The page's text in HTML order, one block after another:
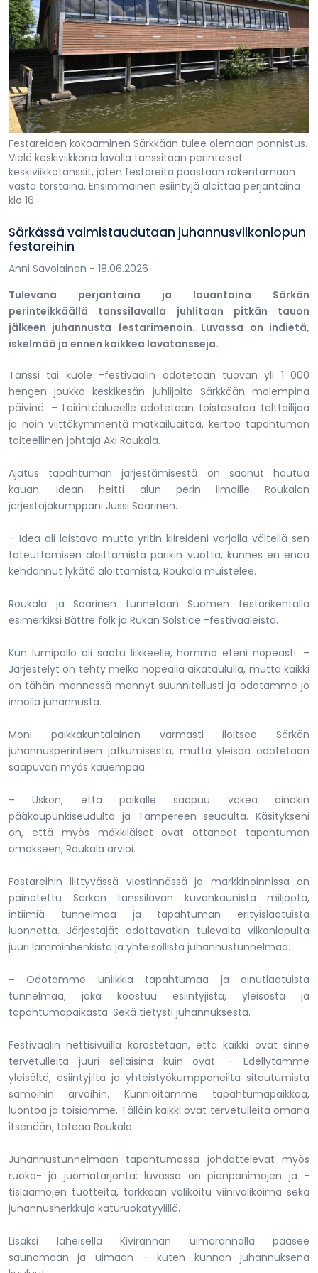
Festareiden kokoaminen Särkkään tulee olemaan ponnistus.
Vielä keskiviikkona lavalla tanssitaan perinteiset
keskiviikkotanssit, joten festareita päästään rakentamaan
vasta torstaina. Ensimmäinen esiintyjä aloittaa perjantaina
klo 16.
Särkässä valmistaudutaan juhannusviikonlopun
festareihin
Anni Savolainen - 18.06.2026
Tulevana perjantaina ja lauantaina Särkän
perinteikkäällä tanssilavalla juhlitaan pitkän tauon
jälkeen juhannusta festarimenoin. Luvassa on indietä,
iskelmää ja ennen kaikkea lavatansseja.
Tanssi tai kuole -festivaalin odotetaan tuovan yli 1 000
hengen joukko keskikesän juhlijoita Särkkään molempina
päivinä. – Leirintäalueelle odotetaan toistasataa telttailijaa
ja noin viittäkymmentä matkailuaitoa, kertoo tapahtuman
taiteellinen johtaja Aki Roukala.
Ajatus tapahtuman järjestämisestä on saanut hautua
kauan. Idean heitti alun perin ilmoille Roukalan
järjestäjäkumppani Jussi Saarinen.
– Idea oli loistava mutta yritin kiireideni varjolla vältellä sen
toteuttamisen aloittamista parikin vuotta, kunnes en enää
kehdannut lykätä aloittamista, Roukala muistelee.
Roukala ja Saarinen tunnetaan Suomen festarikentällä
esimerkiksi Bättre folk ja Rukan Solstice -festivaaleista.
Kun lumipallo oli saatu liikkeelle, homma eteni nopeasti. –
Järjestelyt on tehty melko nopealla aikataululla, mutta kaikki
on tähän mennessä mennyt suunnitellusti ja odotamme jo
innolla juhannusta.
Moni paikkakuntalainen varmasti iloitsee Särkän
juhannusperinteen jatkumisesta, mutta yleisöä odotetaan
saapuvan myös kauempaa.
– Uskon, että paikalle saapuu väkeä ainakin
pääkaupunkiseudulta ja Tampereen seudulta. Käsitykseni
on, että myös mökkiläiset ovat ottaneet tapahtuman
omakseen, Roukala arvioi.
Festareihin liittyvässä viestinnässä ja markkinoinnissa on
painotettu Särkän tanssilavan kuvankaunista miljöötä,
intiimiä tunnelmaa ja tapahtuman erityislaatuista
luonnetta. Järjestäjät odottavatkin tulevalta viikonlopulta
juuri lämminhenkistä ja yhteisöllistä juhannustunnelmaa.
– Odotamme uniikkia tapahtumaa ja ainutlaatuista
tunnelmaa, joka koostuu esiintyjistä, yleisöstä ja
tapahtumapaikasta. Sekä tietysti juhannuksesta.
Festivaalin nettisivuilla korostetaan, että kaikki ovat sinne
tervetulleita juuri sellaisina kuin ovat. – Edellytämme
yleisöltä, esiintyjiltä ja yhteistyökumppaneilta sitoutumista
samoihin arvoihin. Kunnioitamme tapahtumapaikkaa,
luontoa ja toisiamme. Tällöin kaikki ovat tervetulleita omana
itsenään, toteaa Roukala.
Juhannustunnelmaan tapahtumassa johdattelevat myös
ruoka- ja juomatarjonta: luvassa on pienpanimojen ja -
tislaamojen tuotteita, tarkkaan valikoitu viinivalikoima sekä
juhannusherkkuja katuruokatyylillä.
Lisäksi läheisellä Kivirannan uimarannalla pääsee
saunomaan ja uimaan – kuten kunnon juhannuksena